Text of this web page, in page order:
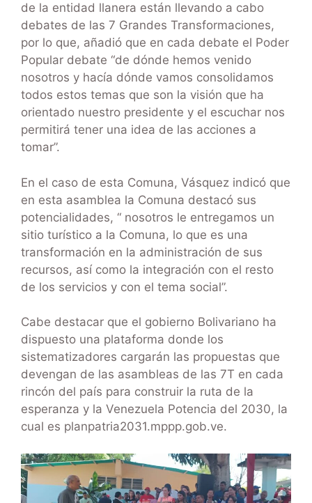
de la entidad llanera están llevando a cabo
debates de las 7 Grandes Transformaciones,
por lo que, añadió que en cada debate el Poder
Popular debate “de dónde hemos venido
nosotros y hacía dónde vamos consolidamos
todos estos temas que son la visión que ha
orientado nuestro presidente y el escuchar nos
permitirá tener una idea de las acciones a
tomar”.
En el caso de esta Comuna, Vásquez indicó que
en esta asamblea la Comuna destacó sus
potencialidades, “ nosotros le entregamos un
sitio turístico a la Comuna, lo que es una
transformación en la administración de sus
recursos, así como la integración con el resto
de los servicios y con el tema social”.
Cabe destacar que el gobierno Bolivariano ha
dispuesto una plataforma donde los
sistematizadores cargarán las propuestas que
devengan de las asambleas de las 7T en cada
rincón del país para construir la ruta de la
esperanza y la Venezuela Potencia del 2030, la
cual es planpatria2031.mppp.gob.ve.